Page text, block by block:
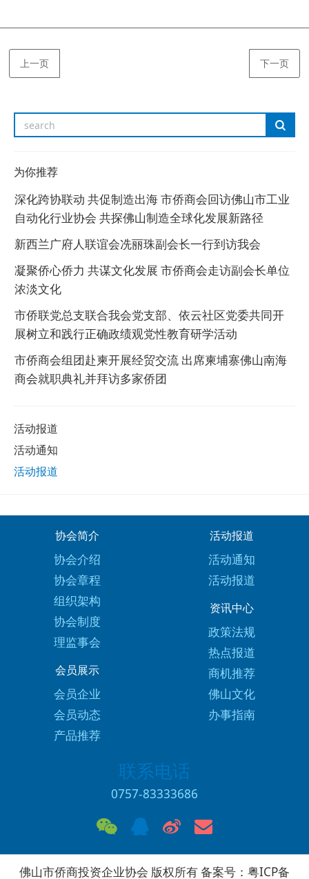
上一页 下一页
为你推荐
深化跨协联动 共促制造出海 市侨商会回访佛山市工业
自动化行业协会 共探佛山制造全球化发展新路径
新西兰广府人联谊会冼丽珠副会长一行到访我会
凝聚侨心侨力 共谋文化发展 市侨商会走访副会长单位
浓淡文化
市侨联党总支联合我会党支部、依云社区党委共同开
展树立和践行正确政绩观党性教育研学活动
市侨商会组团赴柬开展经贸交流 出席柬埔寨佛山南海
商会就职典礼并拜访多家侨团
活动报道
活动通知
活动报道
协会简介
协会介绍
协会章程
组织架构
协会制度
理监事会
活动报道
活动通知
活动报道
资讯中心
政策法规
热点报道
商机推荐
佛山文化
办事指南
会员展示
会员企业
会员动态
产品推荐
联系电话
0757-83333686
佛山市侨商投资企业协会 版权所有 备案号： 粤ICP备